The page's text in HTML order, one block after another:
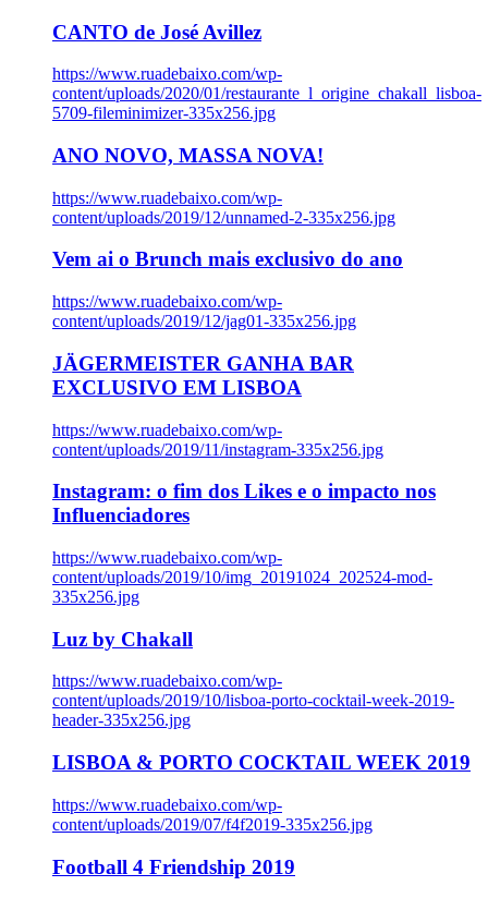
CANTO de José Avillez
https://www.ruadebaixo.com/wp-
content/uploads/2020/01/restaurante_l_origine_chakall_lisboa-
5709-fileminimizer-335x256.jpg
ANO NOVO, MASSA NOVA!
https://www.ruadebaixo.com/wp-
content/uploads/2019/12/unnamed-2-335x256.jpg
Vem ai o Brunch mais exclusivo do ano
https://www.ruadebaixo.com/wp-
content/uploads/2019/12/jag01-335x256.jpg
JÄGERMEISTER GANHA BAR
EXCLUSIVO EM LISBOA
https://www.ruadebaixo.com/wp-
content/uploads/2019/11/instagram-335x256.jpg
Instagram: o fim dos Likes e o impacto nos
Influenciadores
https://www.ruadebaixo.com/wp-
content/uploads/2019/10/img_20191024_202524-mod-
335x256.jpg
Luz by Chakall
https://www.ruadebaixo.com/wp-
content/uploads/2019/10/lisboa-porto-cocktail-week-2019-
header-335x256.jpg
LISBOA & PORTO COCKTAIL WEEK 2019
https://www.ruadebaixo.com/wp-
content/uploads/2019/07/f4f2019-335x256.jpg
Football 4 Friendship 2019